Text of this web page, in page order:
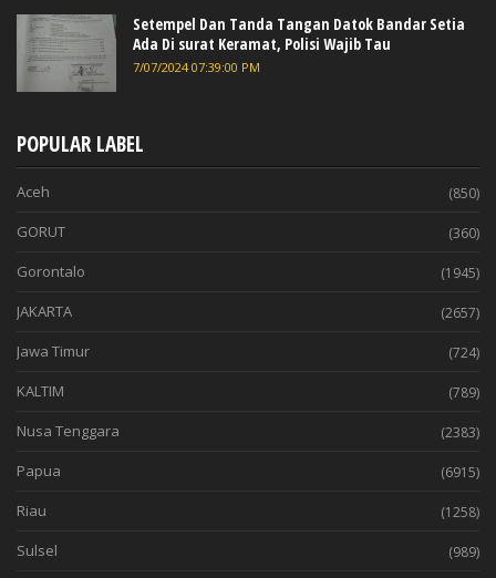
Setempel Dan Tanda Tangan Datok Bandar Setia
Ada Di surat Keramat, Polisi Wajib Tau
7/07/2024 07:39:00 PM
POPULAR LABEL
Aceh (850)
GORUT (360)
Gorontalo (1945)
JAKARTA (2657)
Jawa Timur (724)
KALTIM (789)
Nusa Tenggara (2383)
Papua (6915)
Riau (1258)
Sulsel (989)